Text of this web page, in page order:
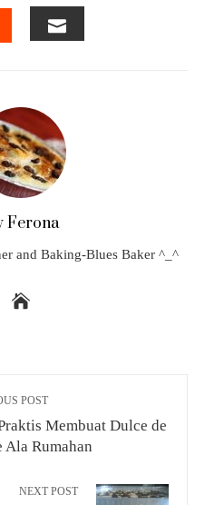
LINKEDIN
Ferona
and Baking-Blues Baker ^_^
POST
Membuat Dulce de
Ala Rumahan
NEXT POST